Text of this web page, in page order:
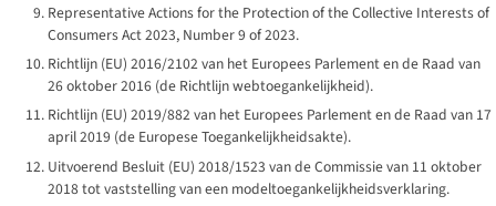
Representative Actions for the Protection of the Collective Interests of
Consumers Act 2023, Number 9 of 2023.
Richtlijn (EU) 2016/2102 van het Europees Parlement en de Raad van
26 oktober 2016 (de Richtlijn webtoegankelijkheid).
Richtlijn (EU) 2019/882 van het Europees Parlement en de Raad van 17
april 2019 (de Europese Toegankelijkheidsakte).
Uitvoerend Besluit (EU) 2018/1523 van de Commissie van 11 oktober
2018 tot vaststelling van een modeltoegankelijkheidsverklaring.